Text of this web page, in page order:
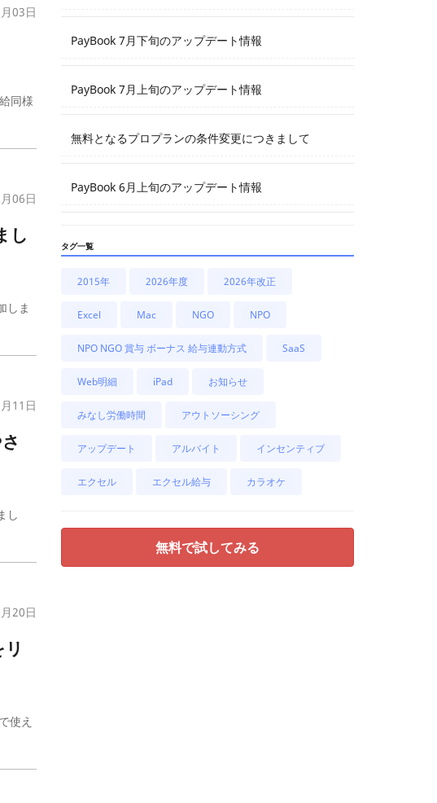
03日
同様
06日
し
しま
11日
し
20日
使え
PayBook 7月下旬のアップデート情報
PayBook 7月上旬のアップデート情報
無料となるプロプランの条件変更につきまして
PayBook 6月上旬のアップデート情報
タグ一覧
2015年 2026年度 2026年改正
Excel Mac NGO NPO
NPO NGO 賞与 ボーナス 給与連動方式 SaaS
Web明細 iPad お知らせ
みなし労働時間 アウトソーシング
アップデート アルバイト インセンティブ
エクセル エクセル給与 カラオケ
無料で試してみる